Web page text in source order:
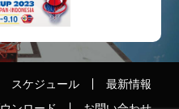
スケジュール
最新情報